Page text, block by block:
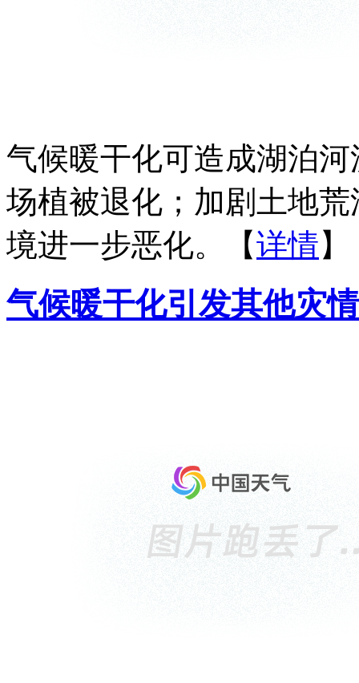
气候暖干化可造成湖泊
场植被退化；加剧土地
境进一步恶化。【详情】
气候暖干化引发其他灾情